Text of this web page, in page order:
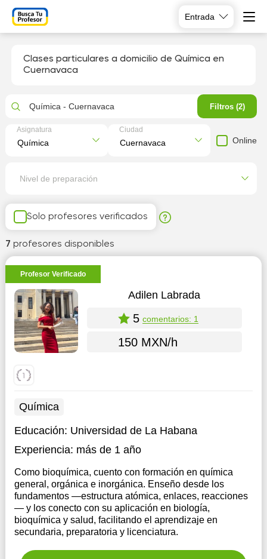
Entrada
Clases particulares a domicilio de Química en
Cuernavaca
Solo profesores verificados
7 profesores disponibles
Profesor Verificado
Adilen Labrada
5 comentarios: 1
150 MXN/h
Química
Educación: Universidad de La Habana
Experiencia: más de 1 año
Como bioquímica, cuento con formación en química
general, orgánica e inorgánica. Enseño desde los
fundamentos —estructura atómica, enlaces, reacciones
— y los conecto con su aplicación en biología,
bioquímica y salud, facilitando el aprendizaje en
secundaria, preparatoria y licenciatura.
Química - Cuernavaca Filtros (2)
Asignatura Ciudad
Online
Nivel de preparación